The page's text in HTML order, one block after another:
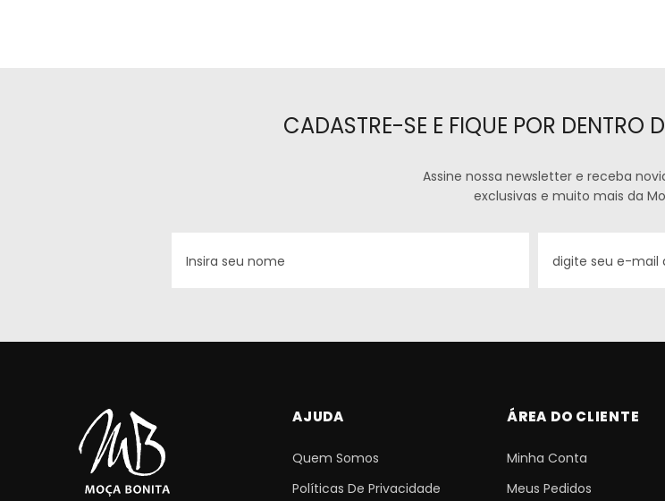
CADASTRE-SE E FIQUE POR DENTRO
Assine nossa newsletter e receba
exclusivas e muito mais da
AJUDA
Quem Somos
Políticas De Privacidade
ÁREA DO CLIENTE
Minha Conta
Meus Pedidos